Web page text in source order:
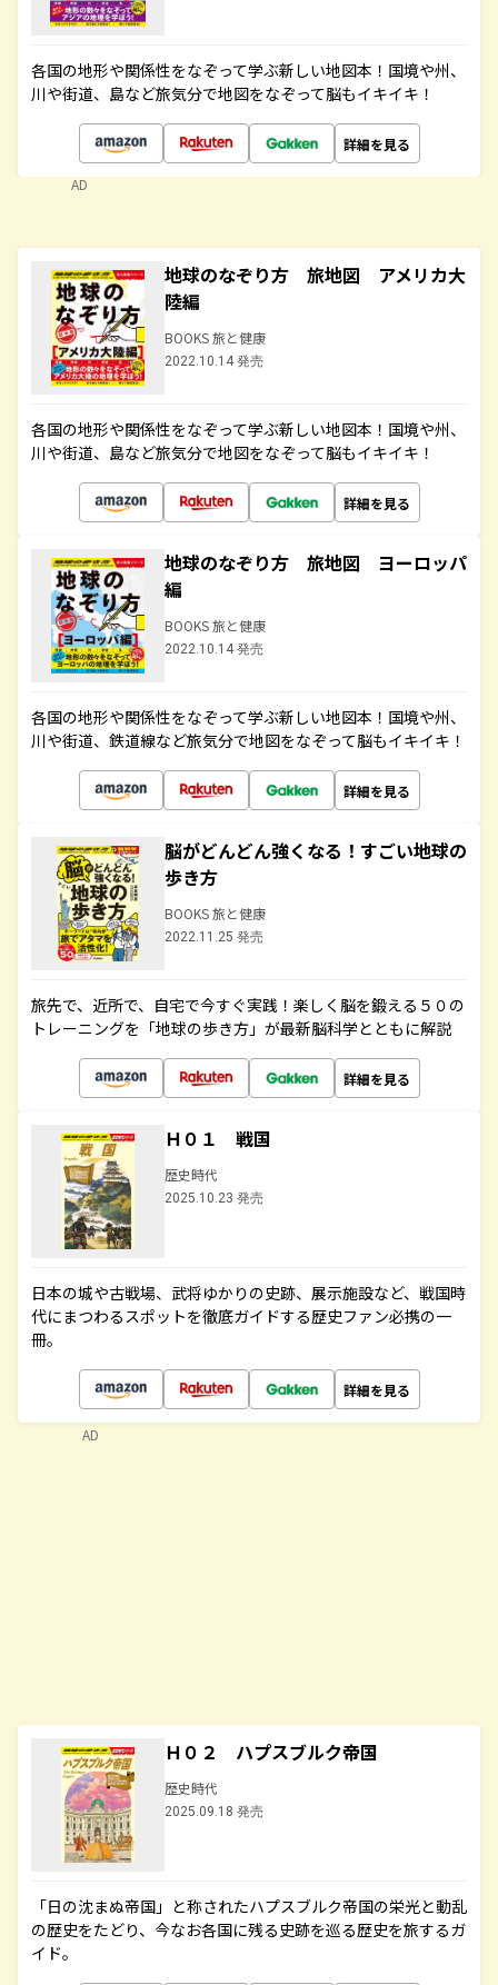
各国の地形や関係性をなぞって学ぶ新しい地図本！国境や州、
川や街道、島など旅気分で地図をなぞって脳もイキイキ！
詳細を見る
AD
地球のなぞり方 旅地図 アメリカ大
陸編
BOOKS 旅と健康
2022.10.14 発売
各国の地形や関係性をなぞって学ぶ新しい地図本！国境や州、
川や街道、島など旅気分で地図をなぞって脳もイキイキ！
詳細を見る
地球のなぞり方 旅地図 ヨーロッパ
編
BOOKS 旅と健康
2022.10.14 発売
各国の地形や関係性をなぞって学ぶ新しい地図本！国境や州、
川や街道、鉄道線など旅気分で地図をなぞって脳もイキイキ！
詳細を見る
脳がどんどん強くなる！すごい地球の
歩き方
BOOKS 旅と健康
2022.11.25 発売
旅先で、近所で、自宅で今すぐ実践！楽しく脳を鍛える５０の
トレーニングを「地球の歩き方」が最新脳科学とともに解説
詳細を見る
Ｈ０１ 戦国
歴史時代
2025.10.23 発売
日本の城や古戦場、武将ゆかりの史跡、展示施設など、戦国時
代にまつわるスポットを徹底ガイドする歴史ファン必携の一
冊。
詳細を見る
Ｈ０２ ハプスブルク帝国
歴史時代
2025.09.18 発売
「日の沈まぬ帝国」と称されたハプスブルク帝国の栄光と動乱
の歴史をたどり、今なお各国に残る史跡を巡る歴史を旅するガ
イド。
AD